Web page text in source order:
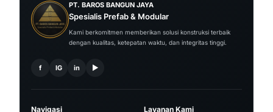
PT. BAROS BANGUN JAYA
Spesialis Prefab & Modular
Kami berkomitmen memberikan solusi konstruksi terbaik
dengan kualitas, ketepatan waktu, dan integritas tinggi.
f IG in ▶
Navigasi Layanan Kami